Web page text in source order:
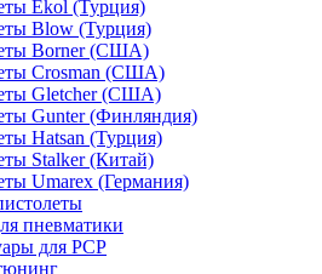
Ekol (Турция)
Blow (Турция)
Borner (США)
Crosman (США)
Gletcher (США)
Gunter (Финляндия)
Hatsan (Турция)
Stalker (Китай)
Umarex (Германия)
пневматики
для PCP